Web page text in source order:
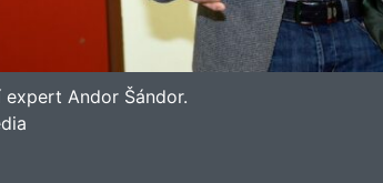
expert Andor Šándor.